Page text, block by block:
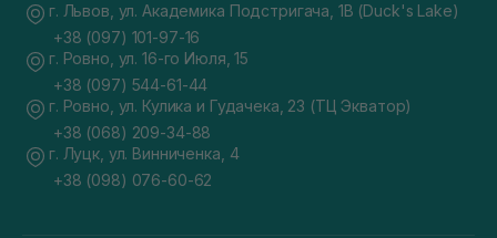
г. Львов, ул. Академика Подстригача, 1В (Duck's Lake)
+38 (097) 101-97-16
г. Ровно, ул. 16-го Июля, 15
+38 (097) 544-61-44
г. Ровно, ул. Кулика и Гудачека, 23 (ТЦ Экватор)
+38 (068) 209-34-88
г. Луцк, ул. Винниченка, 4
+38 (098) 076-60-62